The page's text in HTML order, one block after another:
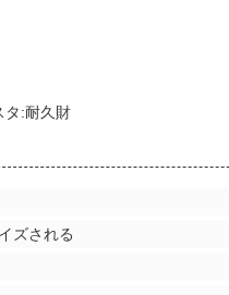
タ:耐久財
ズされる